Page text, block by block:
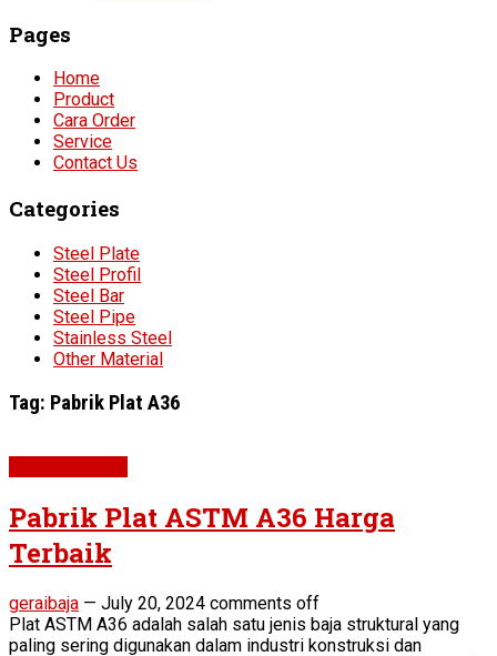
Pages
Home
Product
Cara Order
Service
Contact Us
Categories
Steel Plate
Steel Profil
Steel Bar
Steel Pipe
Stainless Steel
Other Material
Tag: Pabrik Plat A36
Pabrik Plat ASTM A36 Harga
Terbaik
geraibaja — July 20, 2024 comments off
Plat ASTM A36 adalah salah satu jenis baja struktural yang
paling sering digunakan dalam industri konstruksi dan